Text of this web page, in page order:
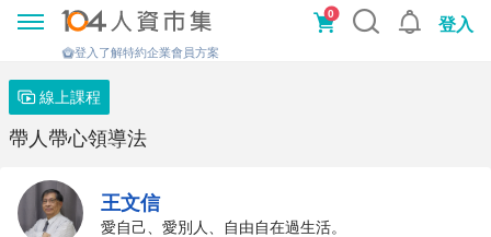
0
登入
登入了解特約企業會員方案
線上課程
帶人帶心領導法
王文信
愛自己、愛別人、自由自在過生活。